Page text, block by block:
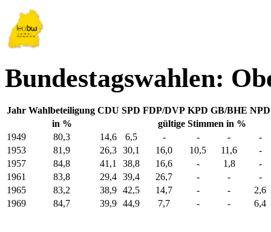
Bundestagswahlen:
Jahr Wahlbeteiligung CDU SPD FDP/DVP KPD GB/BHE NPD
in %
gültige Stimmen in %
1949
80,3 14,6 6,5 - - -
-
1953
81,9 26,3 30,1 16,0 10,5 11,6
-
1957
84,8 41,1 38,8 16,6 - 1,8
-
1961
83,8 29,4 39,4 26,7 - -
-
1965
83,2 38,9 42,5 14,7 - -
2,6
1969
84,7 39,9 44,9 7,7 - - 6,4